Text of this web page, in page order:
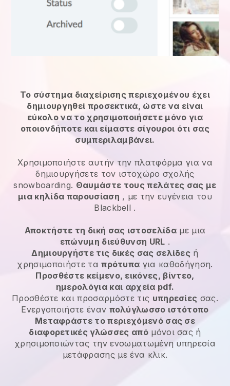
Το σύστημα διαχείρισης περιεχομένου έχει
δημιουργηθεί προσεκτικά, ώστε να είναι
εύκολο να το χρησιμοποιήσετε μόνο για
οποιονδήποτε και είμαστε σίγουροι ότι σας
συμπεριλαμβάνει.
Χρησιμοποιήστε αυτήν την πλατφόρμα για να
δημιουργήσετε τον ιστοχώρο σχολής
snowboarding. Θαυμάστε τους πελάτες σας με
μια κηλίδα παρουσίαση , με την ευγένεια του
Blackbell .
Αποκτήστε τη δική σας ιστοσελίδα με μια
επώνυμη διεύθυνση URL .
Δημιουργήστε τις δικές σας σελίδες ή
χρησιμοποιήστε ταπρότυπα για καθοδήγηση.
Προσθέστε κείμενο, εικόνες, βίντεο,
ημερολόγια και αρχεία pdf.
Προσθέστε και προσαρμόστε τις υπηρεσίες σας.
Ενεργοποιήστε έναν πολύγλωσσο ιστότοπο
Μεταφράστε το περιεχόμενό σας σε
διαφορετικές γλώσσες απόμόνοι σας ή
χρησιμοποιώντας την ενσωματωμένη υπηρεσία
μετάφρασης με ένα κλικ.